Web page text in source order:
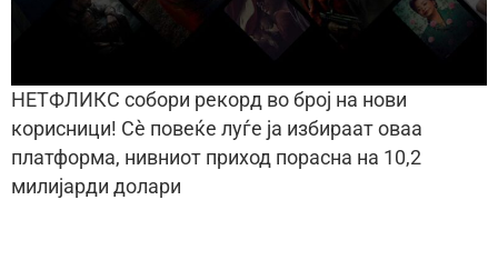
НЕТФЛИКС собори рекорд во број на нови
корисници! Сè повеќе луѓе ја избираат оваа
платформа, нивниот приход порасна на 10,2
милијарди долари